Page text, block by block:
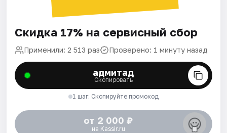
Скидка 17% на сервисный сбор
Применили: 2 513 раз Проверено: 1 минуту назад
адмитад
Скопировать
1 шаг. Скопируйте промокод
от 2 000 ₽
на Kassir.ru